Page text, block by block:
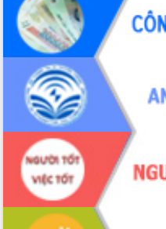
Chủ tịch UBND tỉnh Tạ Anh Tuấn thăm,
chúc mừng các bệnh viện nhân Ngày
Thầy thuốc Việt Nam
Rộn ràng lễ hội truyền thống Sông
nước Đà Nông lần thứ I năm 2026
Kỳ họp Chuyên đề lần thứ Năm, HĐND
tỉnh Đắk Lắk thông qua các nghị quyết
quan trọng
Thống nhất danh sách giới thiệu ứng
cử đại biểu Quốc hội khoá XVI và đại
biểu HĐND tỉnh Đắk Lắk, nhiệm kỳ
2026-2031
Phát động hai phong trào thi đua quan